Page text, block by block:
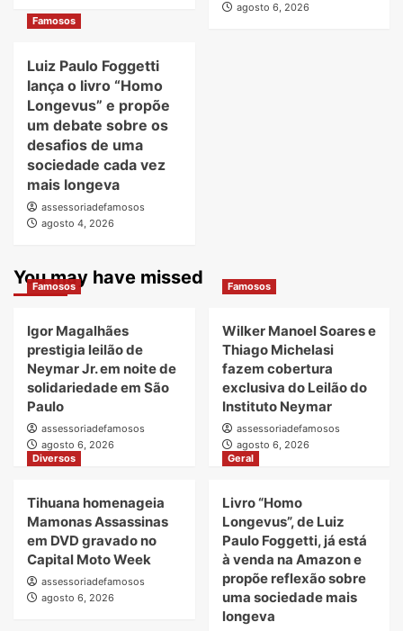
agosto 6, 2026
Famosos
Luiz Paulo Foggetti
lança o livro “Homo
Longevus” e propõe
um debate sobre os
desafios de uma
sociedade cada vez
mais longeva
assessoriadefamosos
agosto 4, 2026
You may have missed
Famosos
Igor Magalhães
prestigia leilão de
Neymar Jr. em noite de
solidariedade em São
Paulo
assessoriadefamosos
agosto 6, 2026
Famosos
Wilker Manoel Soares e
Thiago Michelasi
fazem cobertura
exclusiva do Leilão do
Instituto Neymar
assessoriadefamosos
agosto 6, 2026
Diversos
Tihuana homenageia
Mamonas Assassinas
em DVD gravado no
Capital Moto Week
assessoriadefamosos
agosto 6, 2026
Geral
Livro “Homo
Longevus”, de Luiz
Paulo Foggetti, já está
à venda na Amazon e
propõe reflexão sobre
uma sociedade mais
longeva